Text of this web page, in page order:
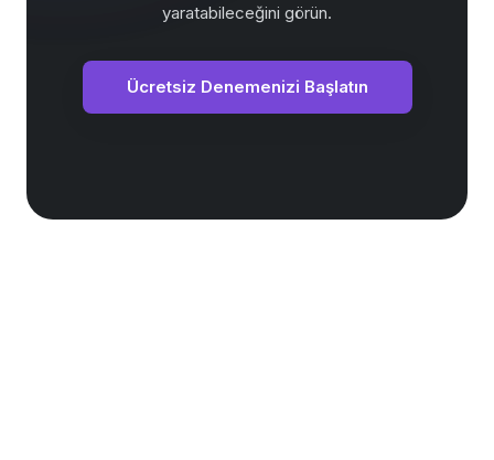
yaratabileceğini görün.
Ücretsiz Denemenizi Başlatın